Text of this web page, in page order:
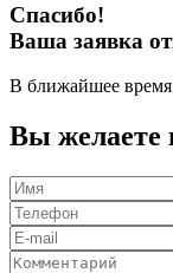
Спасибо!
Ваша заявка
В ближайшее время
Вы желаете